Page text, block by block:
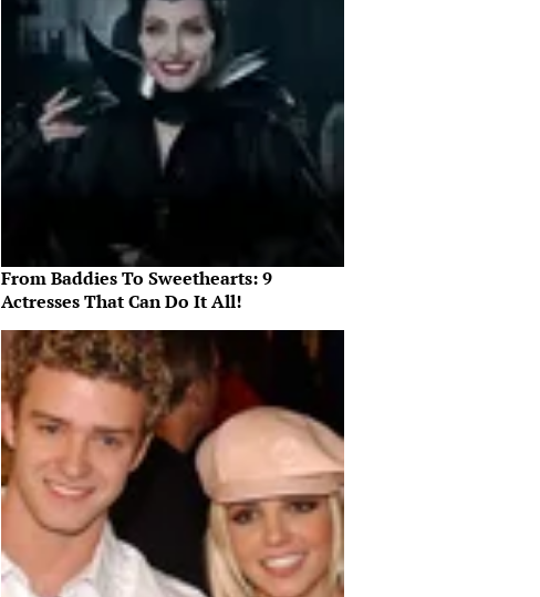
From Baddies To Sweethearts: 9
Actresses That Can Do It All!